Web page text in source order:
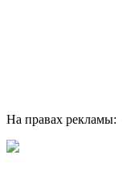
На правах рекламы: